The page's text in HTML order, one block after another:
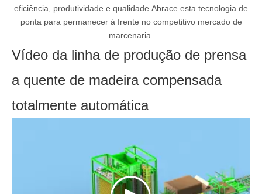
eficiência, produtividade e qualidade.Abrace esta tecnologia de
ponta para permanecer à frente no competitivo mercado de
marcenaria.
Vídeo da linha de produção de prensa
a quente de madeira compensada
totalmente automática